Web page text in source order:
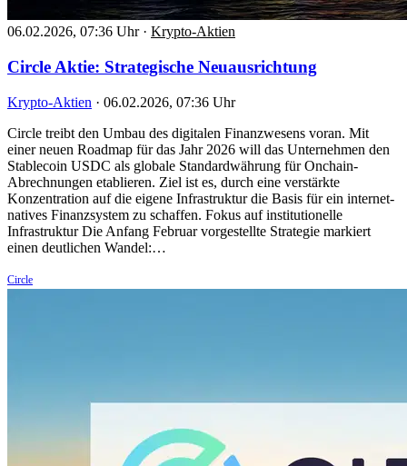
06.02.2026, 07:36 Uhr · Krypto-Aktien
Circle Aktie: Strategische Neuausrichtung
Krypto-Aktien · 06.02.2026, 07:36 Uhr
Circle treibt den Umbau des digitalen Finanzwesens voran. Mit
einer neuen Roadmap für das Jahr 2026 will das Unternehmen den
Stablecoin USDC als globale Standardwährung für Onchain-
Abrechnungen etablieren. Ziel ist es, durch eine verstärkte
Konzentration auf die eigene Infrastruktur die Basis für ein internet-
natives Finanzsystem zu schaffen. Fokus auf institutionelle
Infrastruktur Die Anfang Februar vorgestellte Strategie markiert
einen deutlichen Wandel:…
Circle